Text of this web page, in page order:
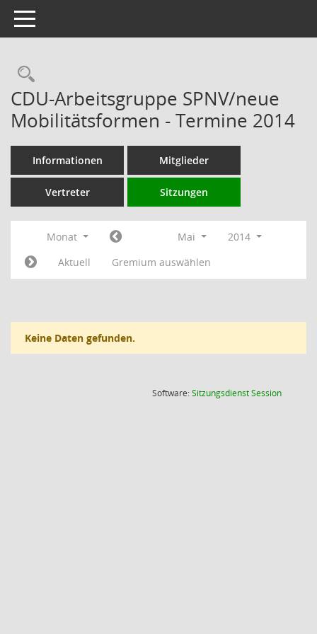
Toggle navigation
Rechercheauswahl
CDU-Arbeitsgruppe SPNV/neue
Mobilitätsformen - Termine 2014
Informationen Mitglieder
Vertreter Sitzungen
Monat Mai
2014
Aktuell
Gremium auswählen
Keine Daten gefunden.
Software:SitzungsdienstSession(Wird in